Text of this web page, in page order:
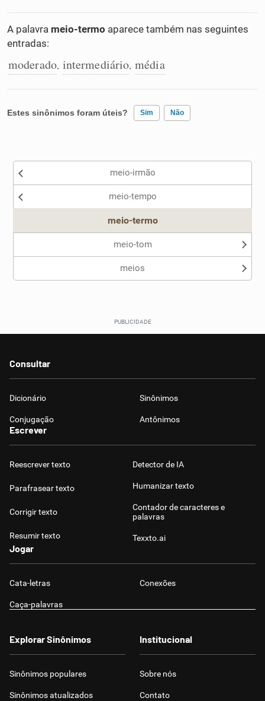
Conexões
Caça-palavras
Dicionário
A palavra meio-termo aparece também nas seguintes
entradas:
moderado, intermediário, média
Estes sinônimos foram úteis? Sim Não
Nenhum dos sinônimos apresentados me ajudou
meio-irmão
meio-tempo
meio-termo
meio-tom
meios
Consultar
Dicionário Sinônimos
Conjugação Antônimos
Escrever
Reescrever texto
Parafrasear texto
Corrigir texto
Resumir texto
Detector de IA
Humanizar texto
Contador de caracteres e
palavras
Texxto.ai
Jogar
Cata-letras Conexões
Caça-palavras
Explorar Sinônimos
Sinônimos populares
Sinônimos atualizados
Institucional
Sobre nós
Contato